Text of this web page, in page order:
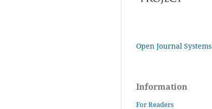
Open Journal Systems
Information
For Readers